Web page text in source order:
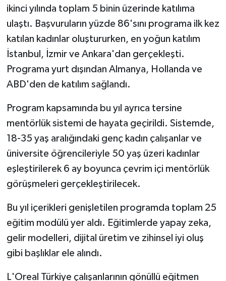
ikinci yılında toplam 5 binin üzerinde katılıma
ulaştı. Başvuruların yüzde 86'sını programa ilk kez
katılan kadınlar oluştururken, en yoğun katılım
İstanbul, İzmir ve Ankara'dan gerçekleşti.
Programa yurt dışından Almanya, Hollanda ve
ABD'den de katılım sağlandı.
Program kapsamında bu yıl ayrıca tersine
mentörlük sistemi de hayata geçirildi. Sistemde,
18-35 yaş aralığındaki genç kadın çalışanlar ve
üniversite öğrencileriyle 50 yaş üzeri kadınlar
eşleştirilerek 6 ay boyunca çevrim içi mentörlük
görüşmeleri gerçekleştirilecek.
Bu yıl içerikleri genişletilen programda toplam 25
eğitim modülü yer aldı. Eğitimlerde yapay zeka,
gelir modelleri, dijital üretim ve zihinsel iyi oluş
gibi başlıklar ele alındı.
L'Oreal Türkiye çalışanlarının gönüllü eğitmen